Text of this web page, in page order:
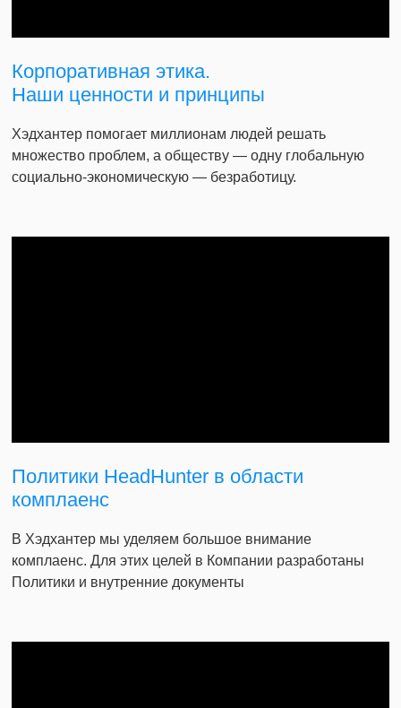
Корпоративная этика.
Наши ценности и принципы
Хэдхантер помогает миллионам людей решать
множество проблем, а обществу — одну глобальную
социально-экономическую — безработицу.
Политики HeadHunter в области
комплаенс
В Хэдхантер мы уделяем большое внимание
комплаенс. Для этих целей в Компании разработаны
Политики и внутренние документы